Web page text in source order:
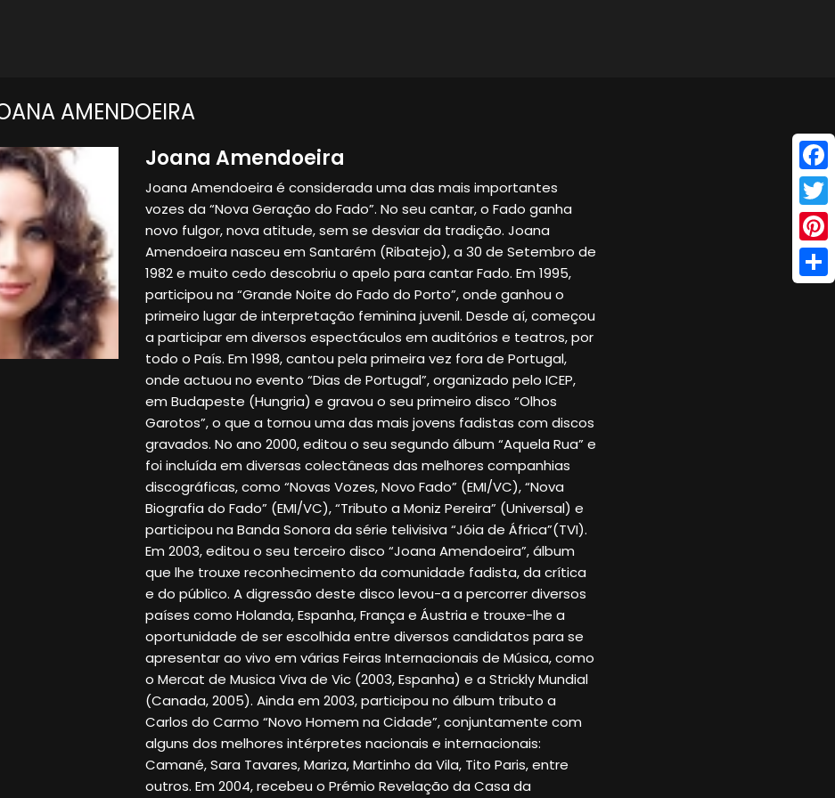
AMENDOEIRA
Joana Amendoeira
Joana Amendoeira é considerada uma das mais importantes
vozes da “Nova Geração do Fado”. No seu cantar, o Fado ganha
novo fulgor, nova atitude, sem se desviar da tradição. Joana
Amendoeira nasceu em Santarém (Ribatejo), a 30 de Setembro de
1982 e muito cedo descobriu o apelo para cantar Fado. Em 1995,
participou na “Grande Noite do Fado do Porto”, onde ganhou o
primeiro lugar de interpretação feminina juvenil. Desde aí, começou
a participar em diversos espectáculos em auditórios e teatros, por
todo o País. Em 1998, cantou pela primeira vez fora de Portugal,
onde actuou no evento “Dias de Portugal”, organizado pelo ICEP,
em Budapeste (Hungria) e gravou o seu primeiro disco “Olhos
Garotos”, o que a tornou uma das mais jovens fadistas com discos
gravados. No ano 2000, editou o seu segundo álbum “Aquela Rua” e
foi incluída em diversas colectâneas das melhores companhias
discográficas, como “Novas Vozes, Novo Fado” (EMI/VC), “Nova
Biografia do Fado” (EMI/VC), “Tributo a Moniz Pereira” (Universal) e
participou na Banda Sonora da série telivisiva “Jóia de África”(TVI).
Em 2003, editou o seu terceiro disco “Joana Amendoeira”, álbum
que lhe trouxe reconhecimento da comunidade fadista, da crítica
e do público. A digressão deste disco levou-a a percorrer diversos
países como Holanda, Espanha, França e Áustria e trouxe-lhe a
oportunidade de ser escolhida entre diversos candidatos para se
apresentar ao vivo em várias Feiras Internacionais de Música, como
o Mercat de Musica Viva de Vic (2003, Espanha) e a Strickly Mundial
(Canada, 2005). Ainda em 2003, participou no álbum tributo a
Carlos do Carmo “Novo Homem na Cidade”, conjuntamente com
alguns dos melhores intérpretes nacionais e internacionais:
Camané, Sara Tavares, Mariza, Martinho da Vila, Tito Paris, entre
outros. Em 2004, recebeu o Prémio Revelação da Casa da